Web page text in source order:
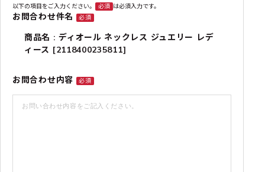
以下の項目をご入力ください。 必須 は必須入力です。
お問合わせ件名 必須
商品名 : ディオール ネックレス ジュエリー レデ
ィース [2118400235811]
お問合わせ内容 必須